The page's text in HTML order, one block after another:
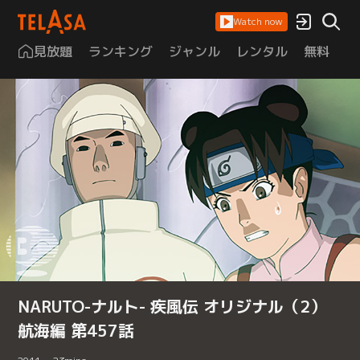
Watch now
見放題 ランキング ジャンル レンタル 無料
NARUTO-ナルト- 疾風伝 オリジナル（2）
航海編 第457話